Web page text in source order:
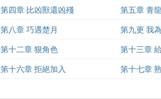
第四章 比凶獸還凶殘
第五章 青
第八章 巧遇楚月
第九更 我
第十二章 狠角色
第十三章
第十六章 拒絕加入
第十七章